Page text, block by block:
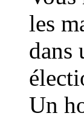
les
dans
Un